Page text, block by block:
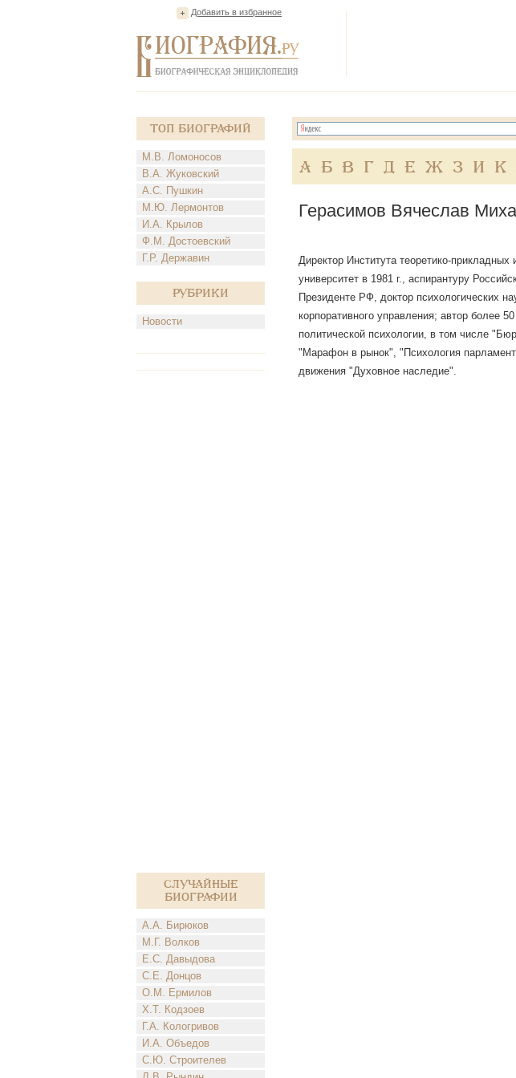
Добавить в избранное
Топ Биографий
М.В. Ломоносов
В.А. Жуковский
А.С. Пушкин
М.Ю. Лермонтов
И.А. Крылов
Ф.М. Достоевский
Г.Р. Державин
Рубрики
Новости
Случайные
биографии
А.А. Бирюков
М.Г. Волков
Е.С. Давыдова
С.Е. Донцов
О.М. Ермилов
Х.Т. Кодзоев
Г.А. Кологривов
И.А. Объедов
С.Ю. Строителев
А Б В Г Д Е Ж З И К
Герасимов Вячеслав
Директор Института теоретико-
университет в 1981 г., аспирантуру
Президенте РФ, доктор психологических
корпоративного управления; автор более
политической психологии, в том числе
"Марафон в рынок", "Психология
движения "Духовное наследие".